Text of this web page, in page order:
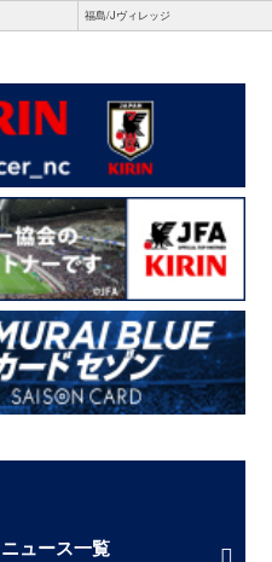
福島/Jヴィレッジ
ニュース一覧